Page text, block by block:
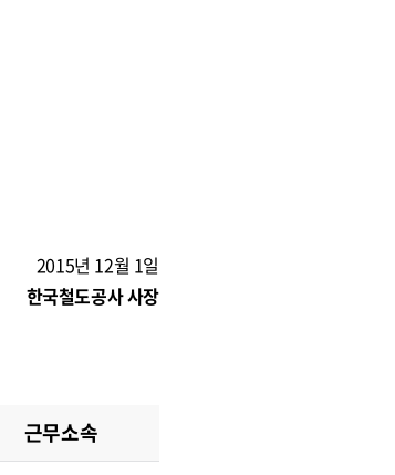
2015년 12월 1일
한국철도공사 사장
근무소속